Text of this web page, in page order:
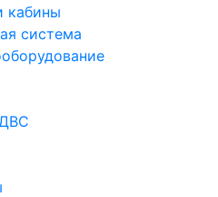
кабины
система